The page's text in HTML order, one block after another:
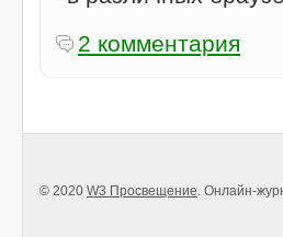
2 комментария
© 2020 W3 Просвещение . Онлайн-